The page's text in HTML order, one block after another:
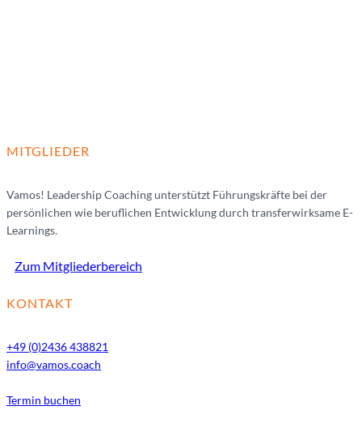
MITGLIEDER
Vamos! Leadership Coaching unterstützt Führungskräfte bei der
persönlichen wie beruflichen Entwicklung durch transferwirksame E-
Learnings.
Zum Mitgliederbereich
KONTAKT
+49 (0)2436 438821
info@vamos.coach
Termin buchen